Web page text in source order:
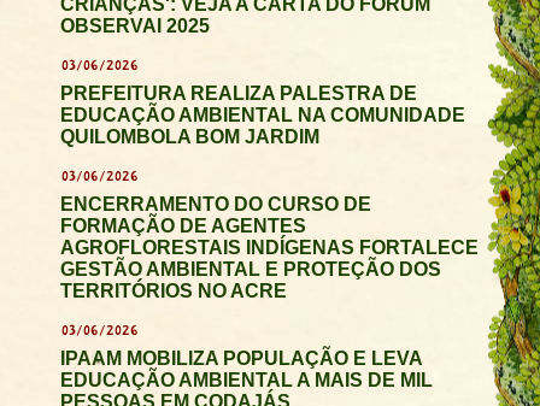
CRIANÇAS': VEJA A CARTA DO FÓRUM
OBSERVAI 2025
03/06/2026
PREFEITURA REALIZA PALESTRA DE
EDUCAÇÃO AMBIENTAL NA COMUNIDADE
QUILOMBOLA BOM JARDIM
03/06/2026
ENCERRAMENTO DO CURSO DE
FORMAÇÃO DE AGENTES
AGROFLORESTAIS INDÍGENAS FORTALECE
GESTÃO AMBIENTAL E PROTEÇÃO DOS
TERRITÓRIOS NO ACRE
03/06/2026
IPAAM MOBILIZA POPULAÇÃO E LEVA
EDUCAÇÃO AMBIENTAL A MAIS DE MIL
PESSOAS EM CODAJÁS